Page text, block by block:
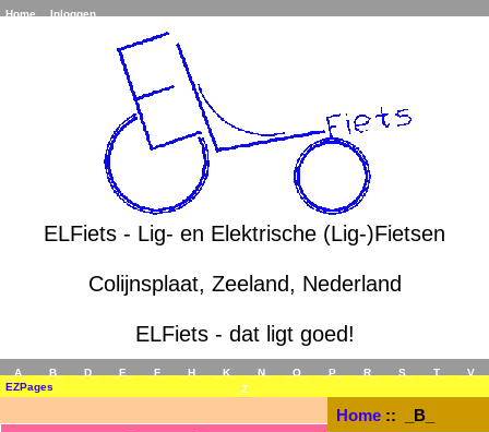
Home Inloggen
ELFiets - Lig- en Elektrische (Lig-)Fietsen
Colijnsplaat, Zeeland, Nederland
ELFiets - dat ligt goed!
_A_ _B_ _D_ _E_ _F_ _H_ _K_ _N_ _O_ _P_ _R_ _S_ _T_
_V_
_Z_
EZPages
Home:: _B_